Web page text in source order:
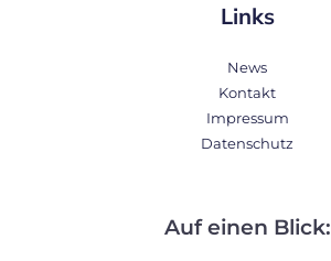
Links
News
Kontakt
Impressum
Datenschutz
Auf einen Blick: